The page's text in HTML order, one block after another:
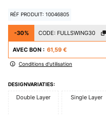
RÉF PRODUIT: 10046805
-30% CODE: FULLSWING30
AVEC BON : 61,59 €
Conditions d'utilisation
DESIGNVARIATIES:
Double Layer Single Layer